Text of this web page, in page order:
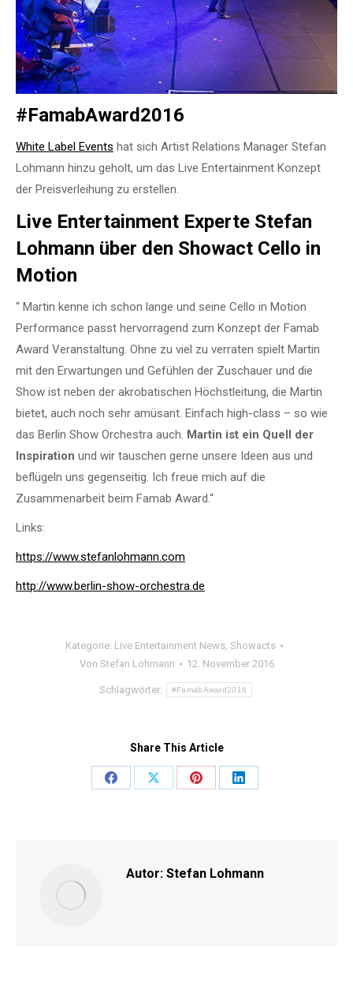
#FamabAward2016
White Label Events hat sich Artist Relations Manager Stefan
Lohmann hinzu geholt, um das Live Entertainment Konzept
der Preisverleihung zu erstellen.
Live Entertainment Experte Stefan
Lohmann über den Showact Cello in
Motion
“ Martin kenne ich schon lange und seine Cello in Motion
Performance passt hervorragend zum Konzept der Famab
Award Veranstaltung. Ohne zu viel zu verraten spielt Martin
mit den Erwartungen und Gefühlen der Zuschauer und die
Show ist neben der akrobatischen Höchstleitung, die Martin
bietet, auch noch sehr amüsant. Einfach high-class – so wie
das Berlin Show Orchestra auch. Martin ist ein Quell der
Inspiration und wir tauschen gerne unsere Ideen aus und
beflügeln uns gegenseitig. Ich freue mich auf die
Zusammenarbeit beim Famab Award.“
Links:
https://www.stefanlohmann.com
http://www.berlin-show-orchestra.de
Kategorie: Live Entertainment News, Showacts
Von Stefan Lohmann 12. November 2016
Schlagwörter: #FamabAward2016
Share This Article
Share
Share
Share
Share
Autor: Stefan Lohmann